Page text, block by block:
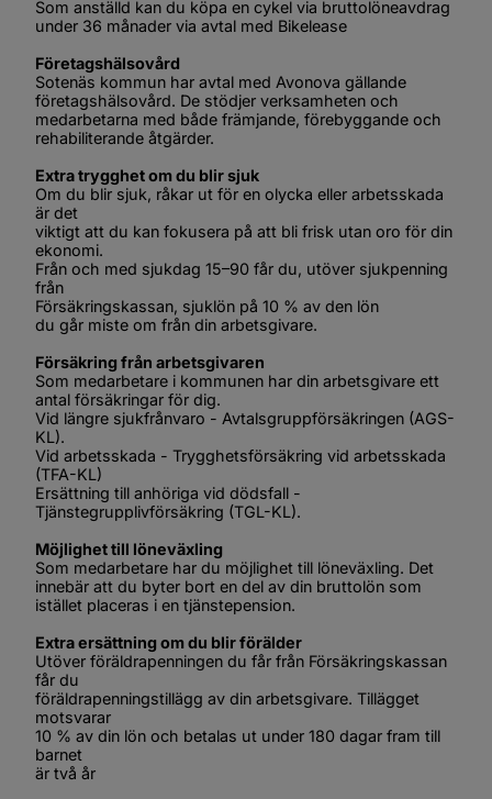
Som anställd kan du köpa en cykel via bruttolöneavdrag
under 36 månader via avtal med Bikelease
Företagshälsovård
Sotenäs kommun har avtal med Avonova gällande
företagshälsovård. De stödjer verksamheten och
medarbetarna med både främjande, förebyggande och
rehabiliterande åtgärder.
Extra trygghet om du blir sjuk
Om du blir sjuk, råkar ut för en olycka eller arbetsskada
är det
viktigt att du kan fokusera på att bli frisk utan oro för din
ekonomi.
Från och med sjukdag 15–90 får du, utöver sjukpenning
från
Försäkringskassan, sjuklön på 10 % av den lön
du går miste om från din arbetsgivare.
Försäkring från arbetsgivaren
Som medarbetare i kommunen har din arbetsgivare ett
antal försäkringar för dig.
Vid längre sjukfrånvaro - Avtalsgruppförsäkringen (AGS-
KL).
Vid arbetsskada - Trygghetsförsäkring vid arbetsskada
(TFA-KL)
Ersättning till anhöriga vid dödsfall -
Tjänstegrupplivförsäkring (TGL-KL).
Möjlighet till löneväxling
Som medarbetare har du möjlighet till löneväxling. Det
innebär att du byter bort en del av din bruttolön som
istället placeras i en tjänstepension.
Extra ersättning om du blir förälder
Utöver föräldrapenningen du får från Försäkringskassan
får du
föräldrapenningstillägg av din arbetsgivare. Tillägget
motsvarar
10 % av din lön och betalas ut under 180 dagar fram till
barnet
är två år